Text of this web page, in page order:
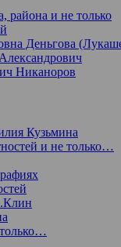
района и не только
Деньгова
Никаноров
Кузьмина
и не только…